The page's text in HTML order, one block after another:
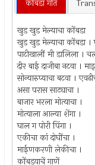
कोंबडा गीत
खुड खुड मेल्याचा कोंबडा
खुड खुड मेल्याचा कोंबडा
पाटीखालीं मी डालिला ।
दीर बाई दाजीबा नटवा ।
सोन्यारुप्याचा बटवा ।
असा परास साट्याचा ।
बाजार भरला मोत्याचा ।
मोत्याला आल्या शेंगा ।
घाल ग पोरी पिंगा ।
एकीचा कां दोघींचा ।
माईणकरणी लेकीचा ।
कोंबडयाचें गाणें